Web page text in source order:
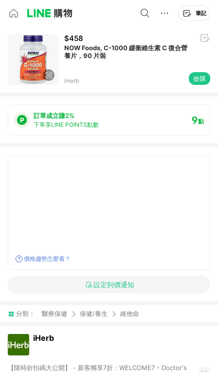
筆記
$458
NOW Foods, C-1000 緩衝維生素 C 復合營
養片，90 片裝
iHerb 搶購
訂單成立賺2%
下單享LINE POINTS點數 9點
價格趨勢怎麼看？
設定到價通知
分類： 醫療保健 保健/養生 維他命
iHerb
【限時折扣碼大公開】 - 新客獨享7折：WELCOME7 - Doctor's